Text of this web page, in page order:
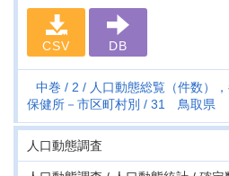
CSV DB
中巻 2
人口動態総覧（件数）
保健所－市区町村別
31 鳥取県
人口動態調査